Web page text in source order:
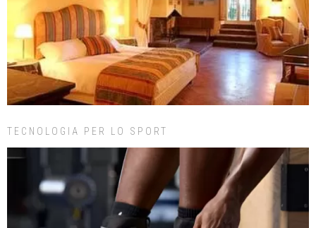
TECNOLOGIA PER LO SPORT